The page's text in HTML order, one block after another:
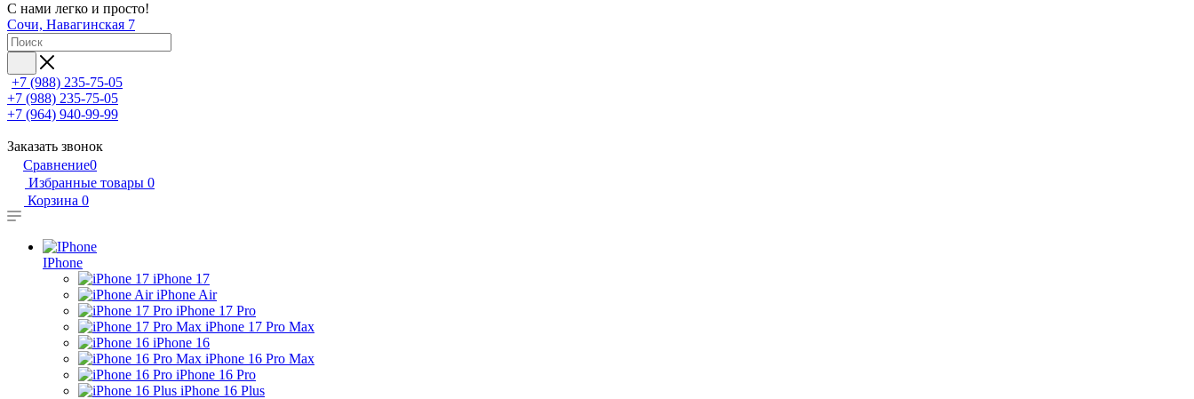
С нами легко и просто!
Сочи, Навагинская 7
+7 (988) 235-75-05
+7 (988) 235-75-05
+7 (964) 940-99-99
Заказать звонок
Сравнение0
Избранные товары 0
Корзина 0
IPhone
iPhone 17
iPhone Air
iPhone 17 Pro
iPhone 17 Pro Max
iPhone 16
iPhone 16 Pro Max
iPhone 16 Pro
iPhone 16 Plus